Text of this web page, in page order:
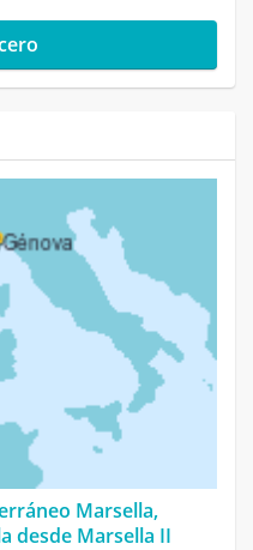
Marsella,
desde Marsella II